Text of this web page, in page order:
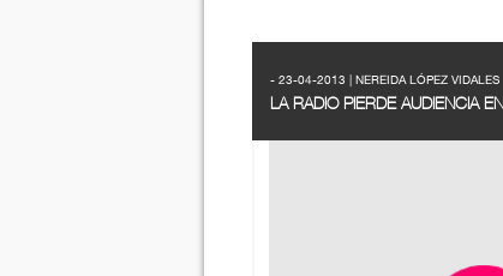
- 23-04-2013 | NEREIDA LÓPEZ VIDALES
LA RADIO PIERDE AUDIENCIA